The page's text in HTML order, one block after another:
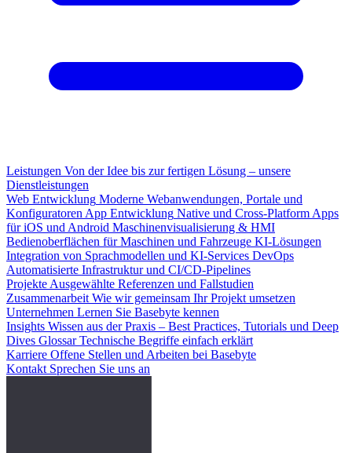
Leistungen Von der Idee bis zur fertigen Lösung – unsere
Dienstleistungen
Web Entwicklung Moderne Webanwendungen, Portale und
Konfiguratoren App Entwicklung Native und Cross-Platform Apps
für iOS und Android Maschinenvisualisierung & HMI
Bedienoberflächen für Maschinen und Fahrzeuge KI-Lösungen
Integration von Sprachmodellen und KI-Services DevOps
Automatisierte Infrastruktur und CI/CD-Pipelines
Projekte Ausgewählte Referenzen und Fallstudien
Zusammenarbeit Wie wir gemeinsam Ihr Projekt umsetzen
Unternehmen Lernen Sie Basebyte kennen
Insights Wissen aus der Praxis – Best Practices, Tutorials und Deep
Dives Glossar Technische Begriffe einfach erklärt
Karriere Offene Stellen und Arbeiten bei Basebyte
Kontakt Sprechen Sie uns an